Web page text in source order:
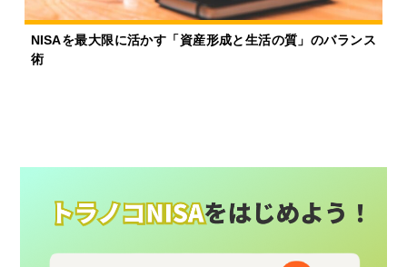
NISAを最大限に活かす「資産形成と生活の質」のバランス
術